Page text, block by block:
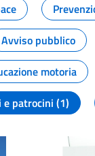
Avviso pubblico
motoria
patrocini (1)